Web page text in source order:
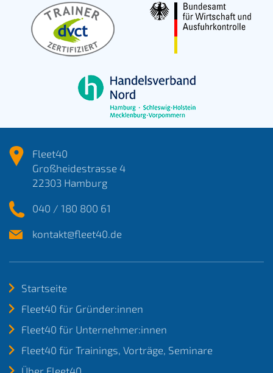
Fleet40
Großheidestrasse 4
22303 Hamburg
040 / 180 800 61
kontakt@fleet40.de
Startseite
Fleet40 für Gründer:innen
Fleet40 für Unternehmer:innen
Fleet40 für Trainings, Vorträge, Seminare